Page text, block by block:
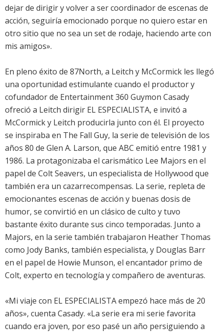
dejar de dirigir y volver a ser coordinador de escenas de
acción, seguiría emocionado porque no quiero estar en
otro sitio que no sea un set de rodaje, haciendo arte con
mis amigos».
En pleno éxito de 87North, a Leitch y McCormick les llegó
una oportunidad estimulante cuando el productor y
cofundador de Entertainment 360 Guymon Casady
ofreció a Leitch dirigir EL ESPECIALISTA, e invitó a
McCormick y Leitch producirla junto con él. El proyecto
se inspiraba en The Fall Guy, la serie de televisión de los
años 80 de Glen A. Larson, que ABC emitió entre 1981 y
1986. La protagonizaba el carismático Lee Majors en el
papel de Colt Seavers, un especialista de Hollywood que
también era un cazarrecompensas. La serie, repleta de
emocionantes escenas de acción y buenas dosis de
humor, se convirtió en un clásico de culto y tuvo
bastante éxito durante sus cinco temporadas. Junto a
Majors, en la serie también trabajaron Heather Thomas
como Jody Banks, también especialista, y Douglas Barr
en el papel de Howie Munson, el encantador primo de
Colt, experto en tecnología y compañero de aventuras.
«Mi viaje con EL ESPECIALISTA empezó hace más de 20
años», cuenta Casady. «La serie era mi serie favorita
cuando era joven, por eso pasé un año persiguiendo a